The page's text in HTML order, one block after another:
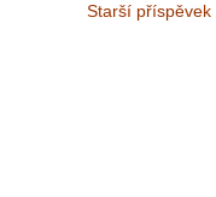
Starší příspěvek